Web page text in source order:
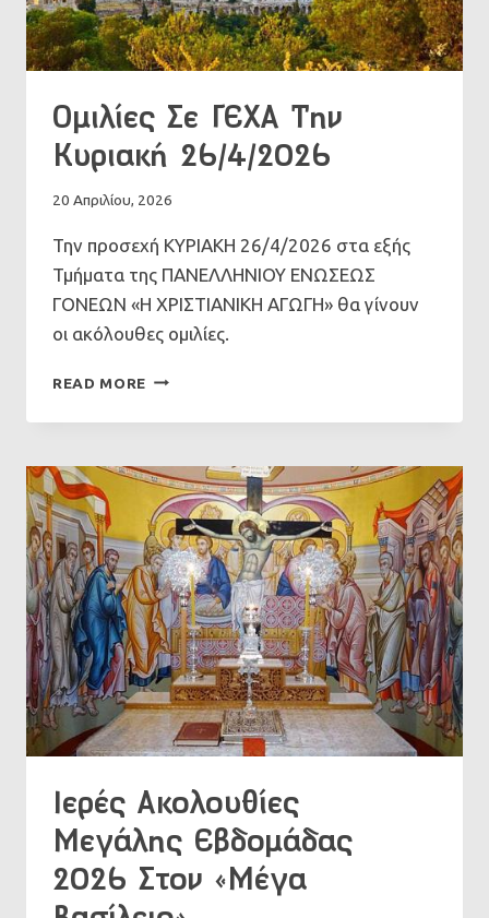
Ομιλίες Σε ΓΕΧΑ Την
Κυριακή 26/4/2026
20 Απριλίου, 2026
Την προσεχή ΚΥΡΙΑΚΗ 26/4/2026 στα εξής
Τμήματα της ΠΑΝΕΛΛΗΝΙΟΥ ΕΝΩΣΕΩΣ
ΓΟΝΕΩΝ «Η ΧΡΙΣΤΙΑΝΙΚΗ ΑΓΩΓΗ» θα γίνουν
οι ακόλουθες ομιλίες.
READ MORE ΟΜΙΛΊΕΣ
ΓΕΧΑ
ΚΥΡΙΑΚΉ
26/4/2026
Ιερές Ακολουθίες
Μεγάλης Εβδομάδας
2026 Στον «Μέγα